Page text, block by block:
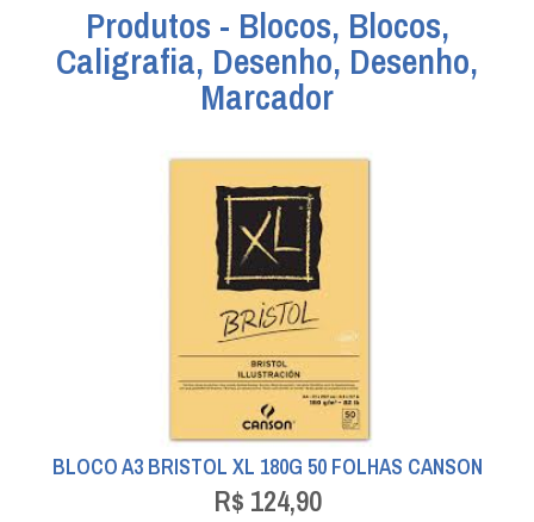
Produtos​ - Blocos, Blocos,
Caligrafia, Desenho, Desenho,
Marcador
BLOCO A3 BRISTOL XL 180G 50 FOLHAS CANSON
R$ 124,90